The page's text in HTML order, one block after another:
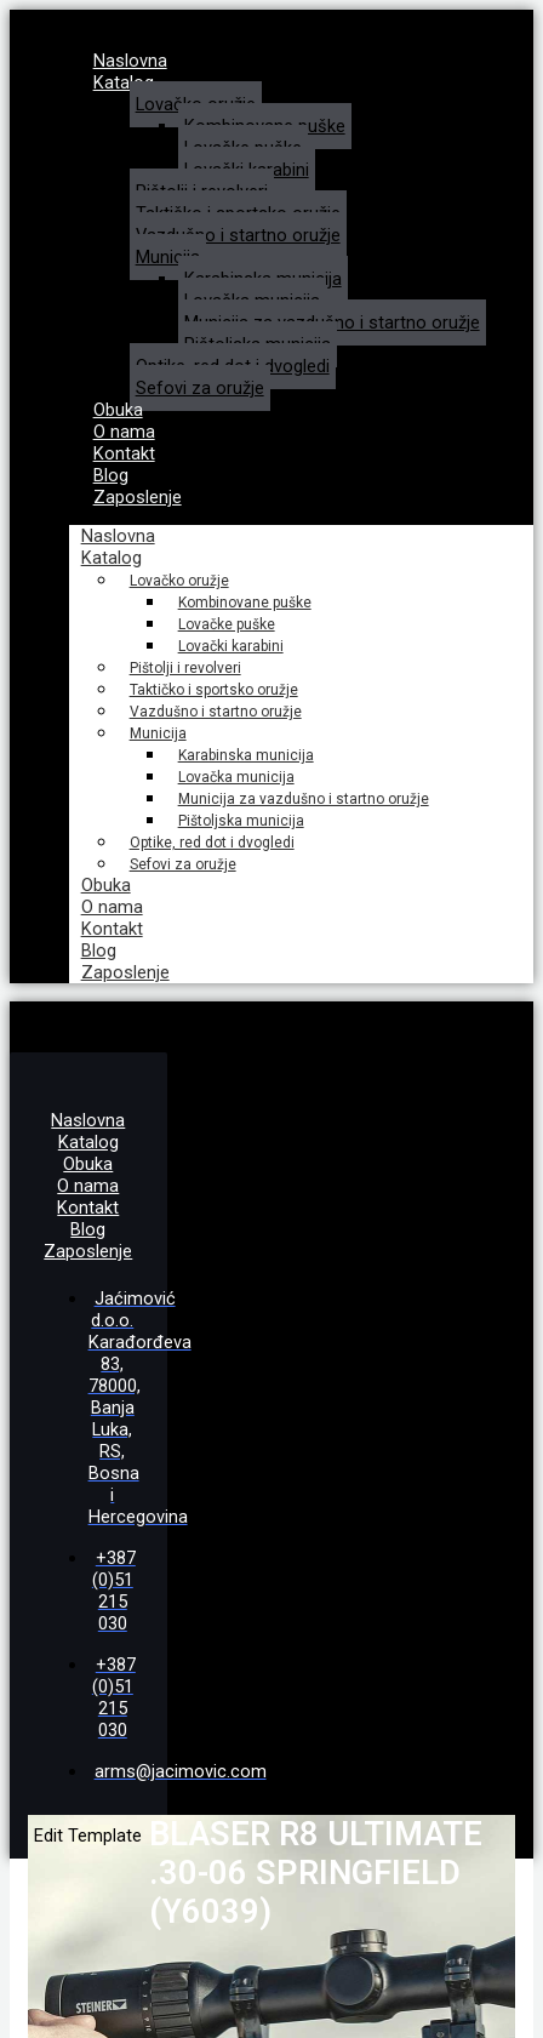
Naslovna
Katalog
Lovačko oružje
Kombinovane puške
Lovačke puške
Lovački karabini
Pištolji i revolveri
Taktičko i sportsko oružje
Vazdušno i startno oružje
Municija
Karabinska municija
Lovačka municija
Municija za vazdušno i startno oružje
Pištoljska municija
Optike, red dot i dvogledi
Sefovi za oružje
Obuka
O nama
Kontakt
Blog
Zaposlenje
Naslovna
Katalog
Lovačko oružje
Kombinovane puške
Lovačke puške
Lovački karabini
Pištolji i revolveri
Taktičko i sportsko oružje
Vazdušno i startno oružje
Municija
Karabinska municija
Lovačka municija
Municija za vazdušno i startno oružje
Pištoljska municija
Optike, red dot i dvogledi
Sefovi za oružje
Obuka
O nama
Kontakt
Blog
Zaposlenje
Naslovna
Katalog
Obuka
O nama
Kontakt
Blog
Zaposlenje
Jaćimović
d.o.o.
Karađorđeva
83,
78000,
Banja
Luka,
RS,
Bosna
i
Hercegovina
+387
(0)51
215
030
+387
(0)51
215
030
arms@jacimovic.com
Edit Template BLASER R8 ULTIMATE
.30-06 SPRINGFIELD
(Y6039)